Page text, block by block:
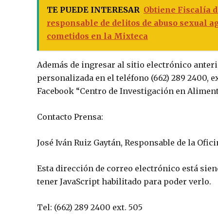
TE PUEDE INTERESAR Obtiene Fiscalía
responsable de delitos de abuso sexual
cometidos en la Mixteca
Además de ingresar al sitio electrónico
personalizada en el teléfono (662) 289 2400,
Facebook “Centro de Investigación en
Contacto Prensa:
José Iván Ruiz Gaytán, Responsable de la
Esta dirección de correo electrónico está
tener JavaScript habilitado para poder verlo.
Tel: (662) 289 2400 ext. 505